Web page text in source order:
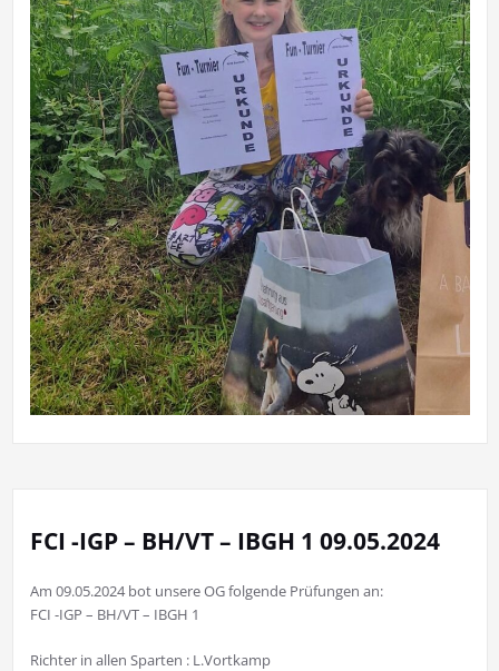
FCI -IGP – BH/VT – IBGH 1 09.05.2024
Am 09.05.2024 bot unsere OG folgende Prüfungen an:
FCI -IGP – BH/VT – IBGH 1
Richter in allen Sparten : L.Vortkamp